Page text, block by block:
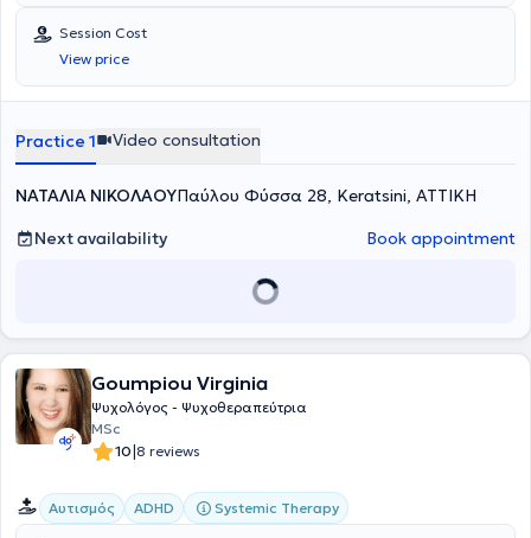
Session Cost
View price
Practice 1 Video consultation
ΝΑΤΑΛΙΑ ΝΙΚΟΛΑΟΥΠαύλου Φύσσα 28, Keratsini, ΑΤΤΙΚΗ
Next availability
Book appointment
Goumpiou Virginia
Ψυχολόγος - Ψυχοθεραπεύτρια
MSc
10|8 reviews
Αυτισμός ADHD Systemic Therapy